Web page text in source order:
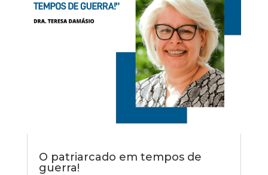
O patriarcado em tempos de
guerra!